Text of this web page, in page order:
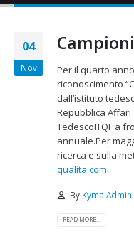
04
Nov
Per il quarto
riconoscimento
dall’istituto
Repubblica Affari
TedescoITQF a
annuale.Per
ricerca e sulla
qualita.com
By Kyma Admin
READ MORE...